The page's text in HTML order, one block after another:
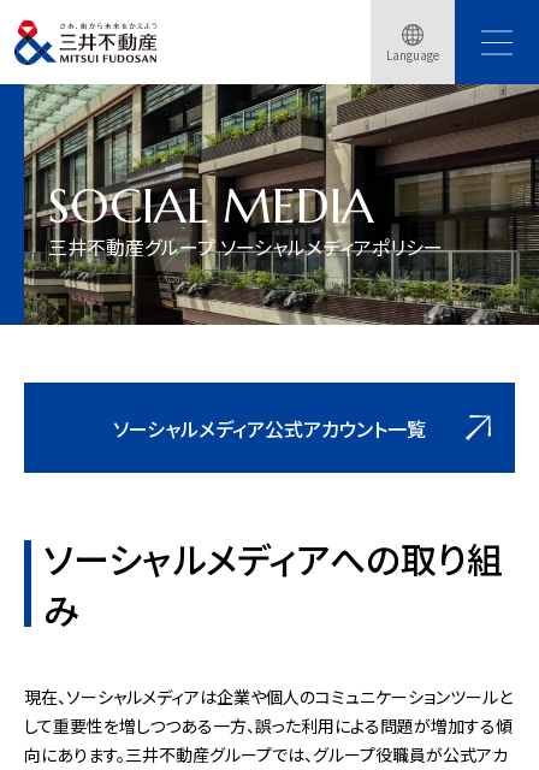
Language
トップページ 三井不動産グループ ソーシャルメディアポリシー
SOCIAL MEDIA
三井不動産グループ ソーシャルメディアポリシー
ソーシャルメディア公式アカウント一覧
ソーシャルメディアへの取り組
み
現在、ソーシャルメディアは企業や個人のコミュニケーションツールと
して重要性を増しつつある一方、誤った利用による問題が増加する傾
向にあります。三井不動産グループでは、グループ役職員が公式アカ